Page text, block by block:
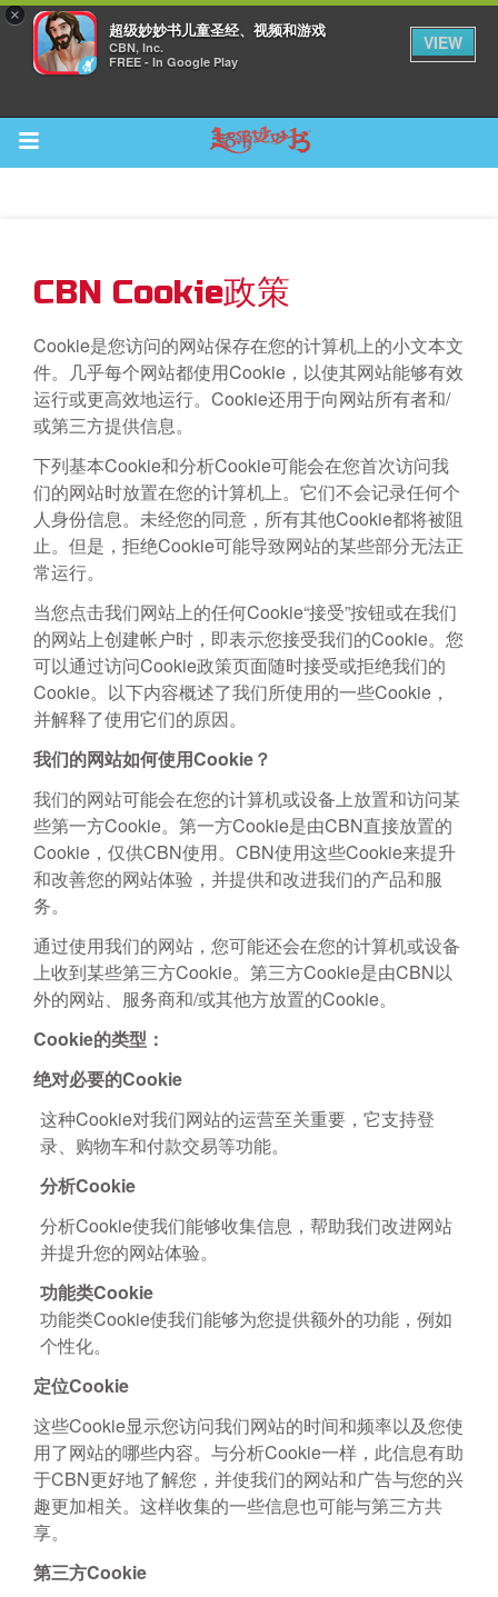
×
超级妙妙书儿童圣经、视频和游戏
CBN, Inc.
FREE - In Google Play
VIEW
Return to Content
CBN Cookie政策
Cookie是您访问的网站保存在您的计算机上的小文本文
件。几乎每个网站都使用Cookie，以使其网站能够有效
运行或更高效地运行。Cookie还用于向网站所有者和/
或第三方提供信息。
下列基本Cookie和分析Cookie可能会在您首次访问我
们的网站时放置在您的计算机上。它们不会记录任何个
人身份信息。未经您的同意，所有其他Cookie都将被阻
止。但是，拒绝Cookie可能导致网站的某些部分无法正
常运行。
当您点击我们网站上的任何Cookie“接受”按钮或在我们
的网站上创建帐户时，即表示您接受我们的Cookie。您
可以通过访问Cookie政策页面随时接受或拒绝我们的
Cookie。以下内容概述了我们所使用的一些Cookie，
并解释了使用它们的原因。
我们的网站如何使用Cookie？
我们的网站可能会在您的计算机或设备上放置和访问某
些第一方Cookie。第一方Cookie是由CBN直接放置的
Cookie，仅供CBN使用。CBN使用这些Cookie来提升
和改善您的网站体验，并提供和改进我们的产品和服
务。
通过使用我们的网站，您可能还会在您的计算机或设备
上收到某些第三方Cookie。第三方Cookie是由CBN以
外的网站、服务商和/或其他方放置的Cookie。
Cookie的类型：
绝对必要的Cookie
这种Cookie对我们网站的运营至关重要，它支持登
录、购物车和付款交易等功能。
分析Cookie
分析Cookie使我们能够收集信息，帮助我们改进网站
并提升您的网站体验。
功能类Cookie
功能类Cookie使我们能够为您提供额外的功能，例如
个性化。
定位Cookie
这些Cookie显示您访问我们网站的时间和频率以及您使
用了网站的哪些内容。与分析Cookie一样，此信息有助
于CBN更好地了解您，并使我们的网站和广告与您的兴
趣更加相关。这样收集的一些信息也可能与第三方共
享。
第三方Cookie